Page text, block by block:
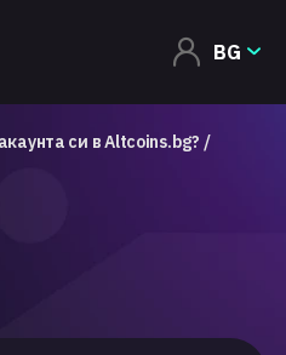
BG
си в Altcoins.bg?